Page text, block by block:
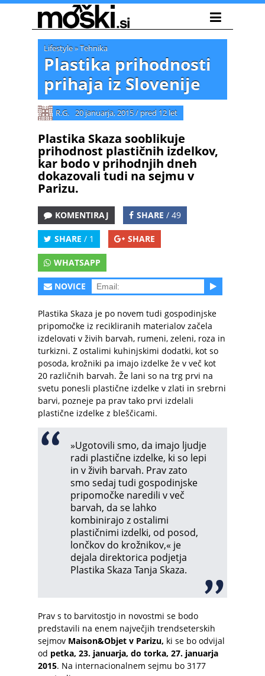
Lifestyle»Tehnika
Plastika prihodnosti
prihaja iz Slovenije
R.G. 20 januarja, 2015/ pred 12 let
Plastika Skaza sooblikuje
prihodnost plastičnih izdelkov,
kar bodo v prihodnjih dneh
dokazovali tudi na sejmu v
Parizu.
KOMENTIRAJ SHARE / 49
SHARE / 1 SHARE
WHATSAPP
NOVICE
Plastika Skaza je po novem tudi gospodinjske
pripomočke iz recikliranih materialov začela
izdelovati v živih barvah, rumeni, zeleni, roza in
turkizni. Z ostalimi kuhinjskimi dodatki, kot so
posoda, krožniki pa imajo izdelke že v več kot
20 različnih barvah. Že lani so na trg prvi na
svetu ponesli plastične izdelke v zlati in srebrni
barvi, pozneje pa prav tako prvi izdelali
plastične izdelke z bleščicami.
»Ugotovili smo, da imajo ljudje
radi plastične izdelke, ki so lepi
in v živih barvah. Prav zato
smo sedaj tudi gospodinjske
pripomočke naredili v več
barvah, da se lahko
kombinirajo z ostalimi
plastičnimi izdelki, od posod,
lončkov do krožnikov,« je
dejala direktorica podjetja
Plastika Skaza Tanja Skaza.
Prav s to barvitostjo in novostmi se bodo
predstavili na enem največjih trendseterskih
sejmov Maison&Objet v Parizu, ki se bo odvijal
od petka, 23. januarja, do torka, 27. januarja
2015. Na internacionalnem sejmu bo 3177